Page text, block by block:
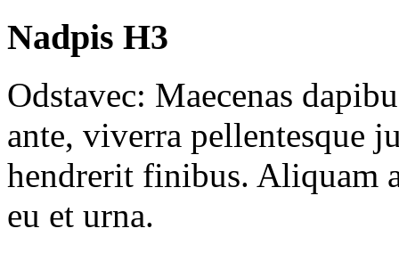
Nadpis H3
Odstavec: Maecenas
ante, viverra pellentesque
hendrerit finibus. Aliquam
eu et urna.